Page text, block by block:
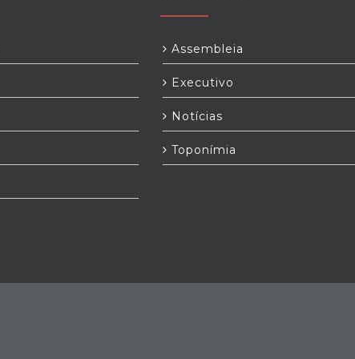
Assembleia
Executivo
Notícias
Toponímia